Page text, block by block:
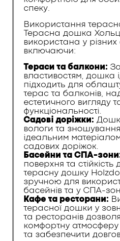
спеку.
Використання
Терасна дошка
використана у
включаючи:
Тераси та балкони:
властивостям, дошка
підходить для
терас та балконів,
естетичного вигляду
функціональності.
Садові доріжки:
вологи та
ідеальним
садових доріжок.
Басейни та СПА-
поверхня та
терасну дошку
зручною для
басейнів та у СПА-
Кафе та ресторани:
терасної дошки у
та ресторанів
комфортну атмосферу
та забезпечити